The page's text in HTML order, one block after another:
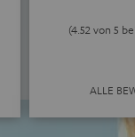
(4.52 von 5
ALLE